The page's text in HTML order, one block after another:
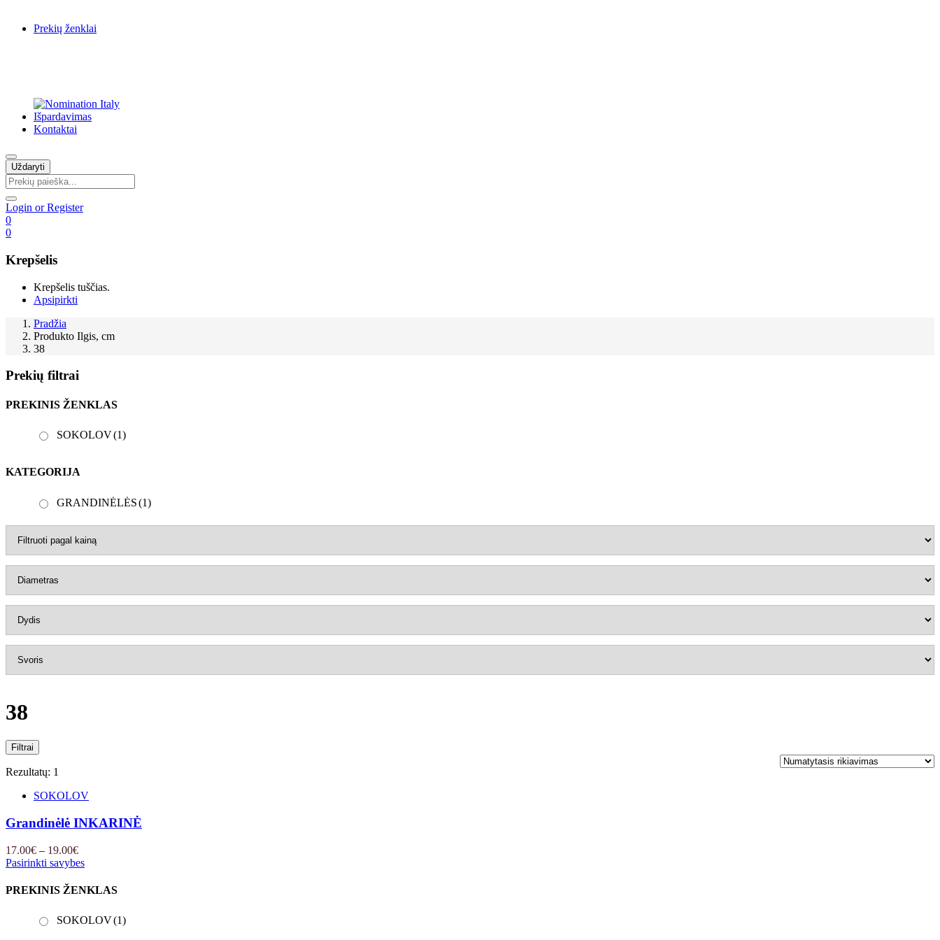
Prekių ženklai
Išpardavimas
Kontaktai
Uždaryti
Login or Register
0
0
Krepšelis
Krepšelis tuščias.
Apsipirkti
Pradžia
Produkto Ilgis, cm
38
Prekių filtrai
PREKINIS ŽENKLAS
SOKOLOV(1)
KATEGORIJA
GRANDINĖLĖS(1)
38
Filtrai
Rezultatų: 1
SOKOLOV
Grandinėlė INKARINĖ
17.00€ – 19.00€Price
range:
through
Pasirinkti savybes
PREKINIS ŽENKLAS
SOKOLOV(1)